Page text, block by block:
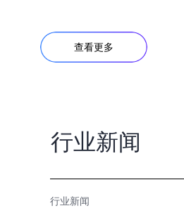
查看更多
行业新闻
行业新闻